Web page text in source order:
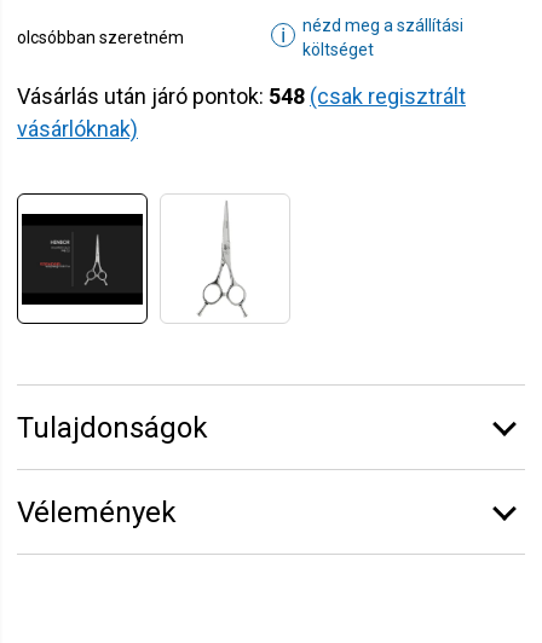
olcsóbban szeretném ℹ
nézd meg a szállítási
költséget
Vásárlás után járó pontok: 548 (csak regisztrált
vásárlóknak)
Tulajdonságok
Vélemények